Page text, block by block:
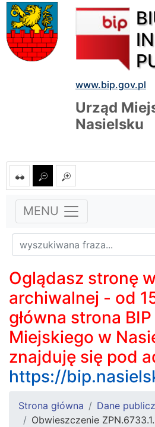
www.bip.gov.pl
Urząd
Nasielsku
MENU
Oglądasz stronę
archiwalnej - od
główna strona
Miejskiego w
znajduję się pod
https://
Strona główna Dane
Obwieszczenie